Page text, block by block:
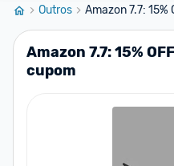
Outros Amazon 7.7:
Amazon 7.7: 15%
cupom